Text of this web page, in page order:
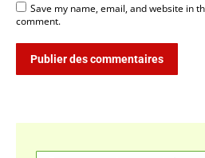
Save my name, email, and website in
comment.
Publier des commentaires